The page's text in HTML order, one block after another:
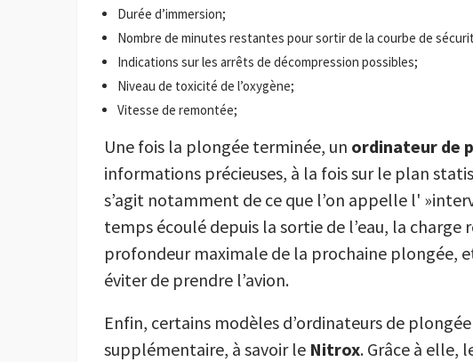
Durée d’immersion;
Nombre de minutes restantes pour sortir de la courbe de
Indications sur les arrêts de décompression possibles;
Niveau de toxicité de l’oxygène;
Vitesse de remontée;
Une fois la plongée terminée, un ordinateur de
informations précieuses, à la fois sur le plan
s’agit notamment de ce que l’on appelle l'
temps écoulé depuis la sortie de l’eau, la charge
profondeur maximale de la prochaine plongée,
éviter de prendre l’avion.
Enfin, certains modèles d’ordinateurs de
supplémentaire, à savoir le Nitrox. Grâce à elle,